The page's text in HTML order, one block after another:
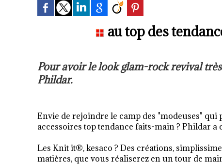
au top des
Pour avoir le look glam-rock revival
Phildar.
Envie de rejoindre le camp des "modeuses"
accessoires top tendance faits-main ? Phildar
Les Knit it®, kesaco ? Des créations,
matières, que vous réaliserez en